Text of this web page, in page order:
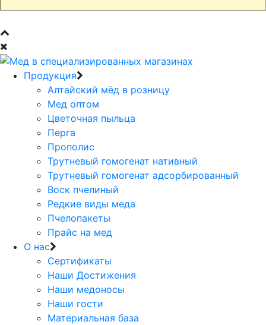
Продукция
Алтайский мёд в розницу
Мед оптом
Цветочная пыльца
Перга
Прополис
Трутневый гомогенат нативный
Трутневый гомогенат адсорбированный
Воск пчелиный
Редкие виды меда
Пчелопакеты
Прайс на мед
О нас
Сертификаты
Наши Достижения
Наши медоносы
Наши гости
Материальная база